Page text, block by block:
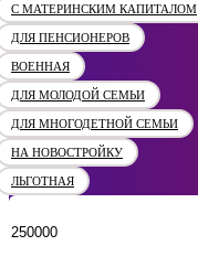
С МАТЕРИНСКИМ КАПИТАЛОМ
ДЛЯ ПЕНСИОНЕРОВ
ВОЕННАЯ
ДЛЯ МОЛОДОЙ СЕМЬИ
ДЛЯ МНОГОДЕТНОЙ СЕМЬИ
НА НОВОСТРОЙКУ
ЛЬГОТНАЯ